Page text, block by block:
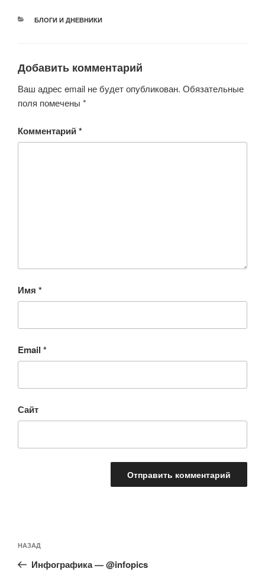
er e
o
k
s
p ss
ni
РУБРИКИ
БЛОГИ И ДНЕВНИКИ
Добавить комментарий
Ваш адрес email не будет опубликован. Обязательные
поля помечены *
Комментарий*
Имя *
Email *
Сайт
по
записям
Предыдущая
запись:
НАЗАД
Инфографика — @infopics